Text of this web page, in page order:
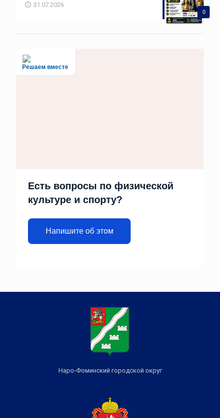
0
31.07.2026
Решаем вместе
Есть вопросы по физической
культуре и спорту?
Напишите об этом
Наро-Фоминский городской округ